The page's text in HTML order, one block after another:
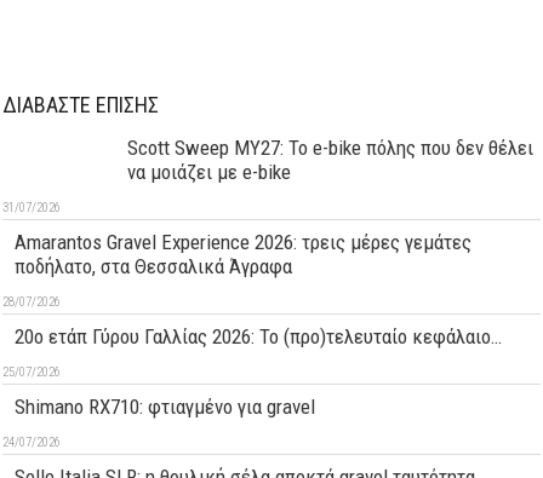
ΔΙΑΒΑΣΤΕ ΕΠΙΣΗΣ
Scott Sweep MY27: Το e-bike πόλης που δεν θέλει
να μοιάζει με e-bike
31/07/2026
Amarantos Gravel Experience 2026: τρεις μέρες γεμάτες
ποδήλατο, στα Θεσσαλικά Άγραφα
28/07/2026
20ο ετάπ Γύρου Γαλλίας 2026: Το (προ)τελευταίο κεφάλαιο…
25/07/2026
Shimano RX710: φτιαγμένο για gravel
24/07/2026